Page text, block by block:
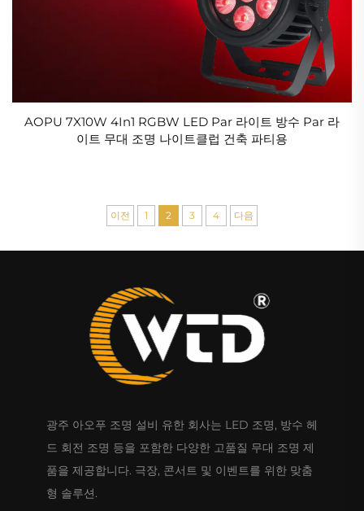
AOPU 7X10W 4In1 RGBW LED Par 라이트 방수 Par 라
이트 무대 조명 나이트클럽 건축 파티용
이전 1 2 3 4 다음
광주 아오푸 조명 설비 유한 회사는 LED 조명, 방수 헤
드 회전 조명 등을 포함한 다양한 고품질 무대 조명 제
품을 제공합니다. 극장, 콘서트 및 이벤트를 위한 맞춤
형 솔루션.